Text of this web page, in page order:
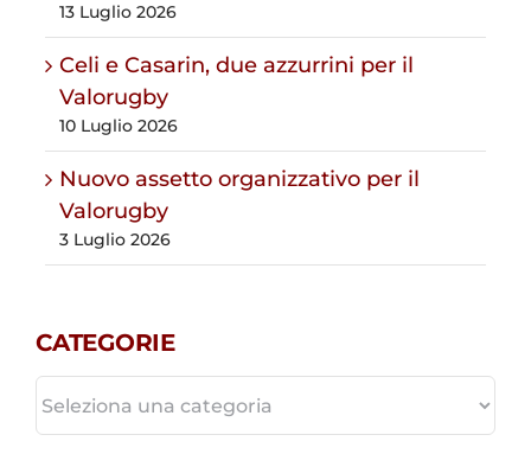
13 Luglio 2026
Celi e Casarin, due azzurrini per il
Valorugby
10 Luglio 2026
Nuovo assetto organizzativo per il
Valorugby
3 Luglio 2026
CATEGORIE